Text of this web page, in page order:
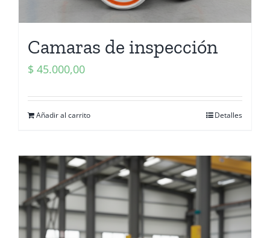
Camaras de inspección
$ 45.000,00
Añadir al carrito Detalles